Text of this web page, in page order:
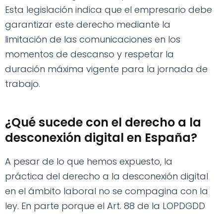
Esta legislación indica que el empresario debe
garantizar este derecho mediante la
limitación de las comunicaciones en los
momentos de descanso y respetar la
duración máxima vigente para la jornada de
trabajo.
¿Qué sucede con el derecho a la
desconexión digital en España?
A pesar de lo que hemos expuesto, la
práctica del derecho a la desconexión digital
en el ámbito laboral no se compagina con la
ley. En parte porque el Art. 88 de la LOPDGDD